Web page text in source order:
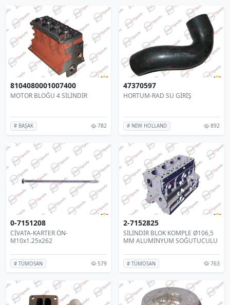
8104080001007400
MOTOR BLOĞU 4 SİLİNDİR
# BAŞAK 782
47370597
HORTUM-RAD SU GİRİŞ
# NEW HOLLAND 892
0-7151208
CİVATA-KARTER ÖN-
M10x1.25x262
# TÜMOSAN 579
2-7152825
SİLİNDİR BLOK KOMPLE Ø106,5
MM ALUMİNYUM SOĞUTUCULU
# TÜMOSAN 763